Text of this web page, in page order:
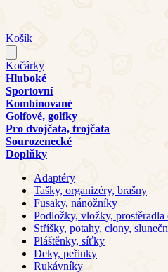
Košík
Kočárky
Hluboké
Sportovní
Kombinované
Golfové, golfky
Pro dvojčata, trojčata
Sourozenecké
Doplňky
Adaptéry
Tašky, organizéry, brašny
Fusaky, nánožníky
Podložky, vložky, prostěradla
Stříšky, potahy, clony,
Pláštěnky, síťky
Deky, peřinky
Rukávníky